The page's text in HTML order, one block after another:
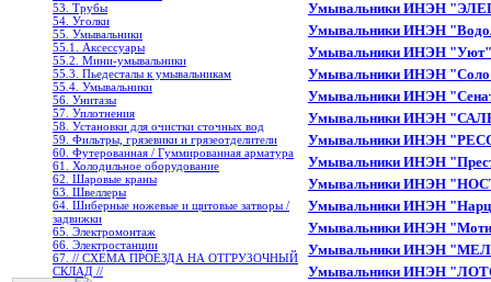
53. Трубы
54. Уголки
55. Умывальники
55.1. Аксессуары
55.2. Мини-умывальники
55.3. Пьедесталы к умывальникам
55.4. Умывальники
56. Унитазы
57. Уплотнения
58. Установки для очистки сточных вод
59. Фильтры, грязевики и грязеотделители
60. Футерованная / Гуммированная арматура
61. Холодильное oборудование
62. Шаровые краны
63. Швеллеры
64. Шиберные ножевые и щитовые затворы /
задвижки
65. Электромонтаж
66. Электростанции
67. // СХЕМА ПРОЕЗДА НА ОТГРУЗОЧНЫЙ
СКЛАД //
Умывальники ИНЭН
Умывальники ИНЭН
Умывальники ИНЭН "Уют"
Умывальники ИНЭН "Соло"
Умывальники ИНЭН
Умывальники ИНЭН
Умывальники ИНЭН
Умывальники ИНЭН
Умывальники ИНЭН
Умывальники ИНЭН
Умывальники ИНЭН
Умывальники ИНЭН
Умывальники ИНЭН